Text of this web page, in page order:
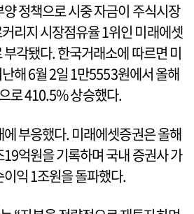
정책으로 시중 자금이 주식시장
리지 시장점유율 1위인 미래에셋
각됐다. 한국거래소에 따르면 미
해 6월 2일 1만5553원에서 올해
로 410.5% 상승했다.
부응했다. 미래에셋증권은 올해
억원을 기록하며 국내 증권사 가
익 1조원을 돌파했다.